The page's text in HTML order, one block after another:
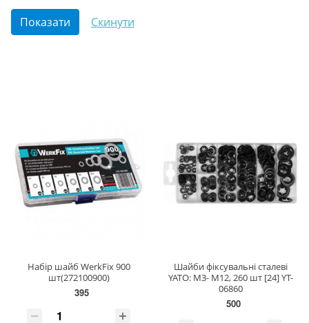
Набір шайб WerkFix 900
шт(272100900)
395
Шайби фіксувальні сталеві
YATO: М3- М12, 260 шт [24] YT-
06860
500